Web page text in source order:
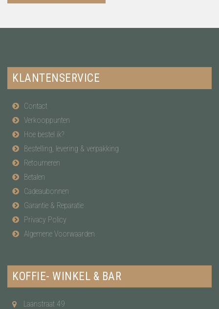
KLANTENSERVICE
Contact
Verkooppunten
Hoe bestel ik?
Bestelling, levering & verpakking
Retourneren
Betalen
Cadeaubonnen
Garantie & Reparatie
Privacy Policy
Algemene Voorwaarden
KOFFIE- WINKEL & BAR
Laanstraat 49